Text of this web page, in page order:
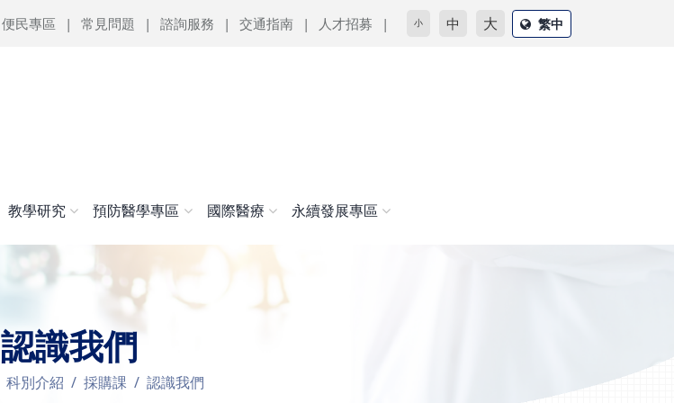
便民專區 常見問題 諮詢服務 交通指南 人才招募 小 中 大 繁中
教學研究 預防醫學專區 國際醫療 永續發展專區
認識我們
科別介紹 採購課 認識我們